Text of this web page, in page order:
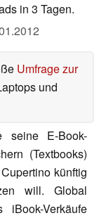
in 3 Tagen.
Umfrage zur
und
seine E-Book-
(Textbooks)
künftig
will. Global
Verkäufe